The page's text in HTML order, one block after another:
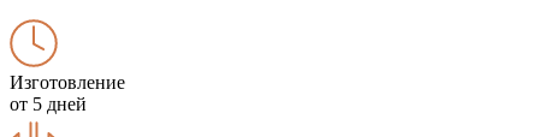
Изготовление
от 5 дней